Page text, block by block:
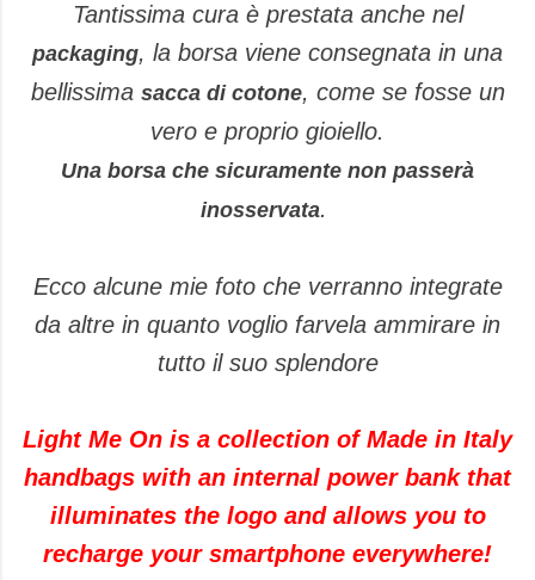
Tantissima cura è prestata anche nel
packaging, la borsa viene consegnata in una
bellissima sacca di cotone, come se fosse un
vero e proprio gioiello.
Una borsa che sicuramente non passerà
inosservata.
Ecco alcune mie foto che verranno integrate
da altre in quanto voglio farvela ammirare in
tutto il suo splendore
Light Me On is a collection of Made in Italy
handbags with an internal power bank that
illuminates the logo and allows you to
recharge your smartphone everywhere!